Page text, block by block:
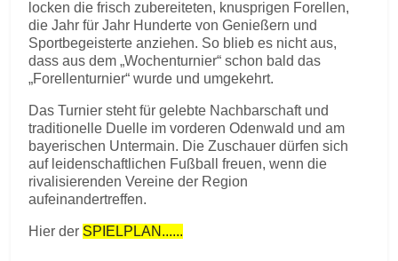
locken die frisch zubereiteten, knusprigen Forellen,
die Jahr für Jahr Hunderte von Genießern und
Sportbegeisterte anziehen. So blieb es nicht aus,
dass aus dem „Wochenturnier“ schon bald das
„Forellenturnier“ wurde und umgekehrt.
Das Turnier steht für gelebte Nachbarschaft und
traditionelle Duelle im vorderen Odenwald und am
bayerischen Untermain. Die Zuschauer dürfen sich
auf leidenschaftlichen Fußball freuen, wenn die
rivalisierenden Vereine der Region
aufeinandertreffen.
Hier der SPIELPLAN......